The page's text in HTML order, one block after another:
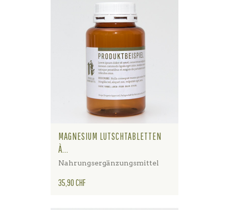
MAGNESIUM LUTSCHTABLETTEN
À...
Nahrungsergänzungsmittel
Preis
35,90 CHF